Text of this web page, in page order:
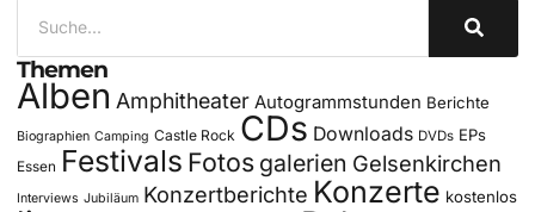
Themen
Alben Amphitheater Autogrammstunden Berichte
Biographien Camping Castle Rock CDs Downloads DVDs EPs
Essen Festivals Fotos galerien Gelsenkirchen
Interviews Jubiläum Konzertberichte Konzerte kostenlos